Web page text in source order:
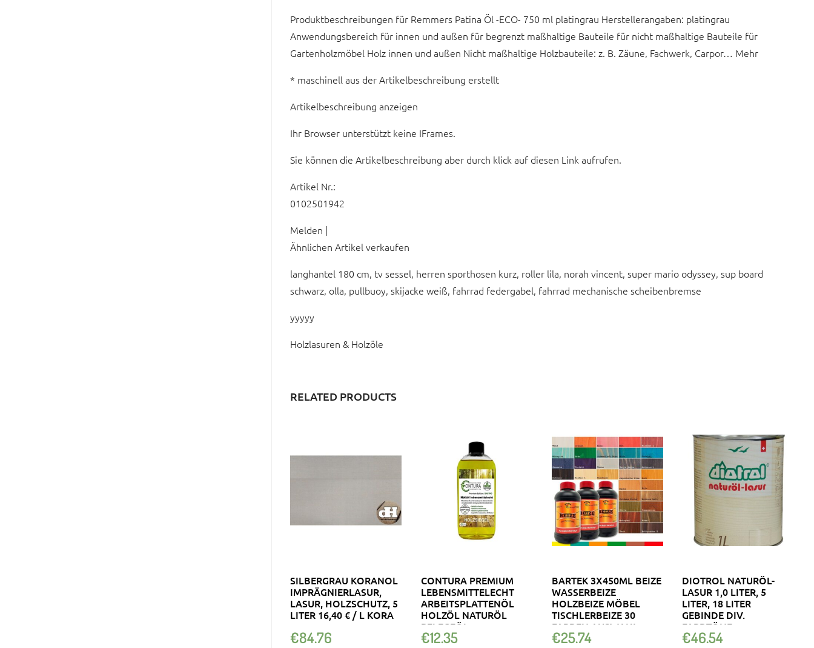
Produktbeschreibungen für Remmers Patina Öl -ECO- 750 ml platingrau Herstellerangaben: platingrau
Anwendungsbereich für innen und außen für begrenzt maßhaltige Bauteile für nicht maßhaltige Bauteile für
Gartenholzmöbel Holz innen und außen Nicht maßhaltige Holzbauteile: z. B. Zäune, Fachwerk, Carpor… Mehr
* maschinell aus der Artikelbeschreibung erstellt
Artikelbeschreibung anzeigen
Ihr Browser unterstützt keine IFrames.
Sie können die Artikelbeschreibung aber durch klick auf diesen Link aufrufen.
Artikel Nr.:
0102501942
Melden |
Ähnlichen Artikel verkaufen
langhantel 180 cm, tv sessel, herren sporthosen kurz, roller lila, norah vincent, super mario odyssey, sup board
schwarz, olla, pullbuoy, skijacke weiß, fahrrad federgabel, fahrrad mechanische scheibenbremse
yyyyy
Holzlasuren & Holzöle
RELATED PRODUCTS
SILBERGRAU KORANOL
IMPRÄGNIERLASUR,
LASUR, HOLZSCHUTZ, 5
LITER 16,40 € / L KORA
€84.76
CONTURA PREMIUM
LEBENSMITTELECHT
ARBEITSPLATTENÖL
HOLZÖL NATURÖL
PFLEGEÖL
€12.35
BARTEK 3X450ML BEIZE
WASSERBEIZE
HOLZBEIZE MÖBEL
TISCHLERBEIZE 30
FARBEN AUSWAHL
€25.74
DIOTROL NATURÖL-
LASUR 1,0 LITER, 5
LITER, 18 LITER
GEBINDE DIV.
FARBTÖNE
€46.54